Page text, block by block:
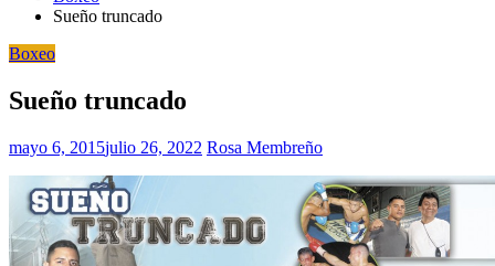
Sueño truncado
Boxeo
Sueño truncado
mayo 6, 2015julio 26, 2022 Rosa Membreño